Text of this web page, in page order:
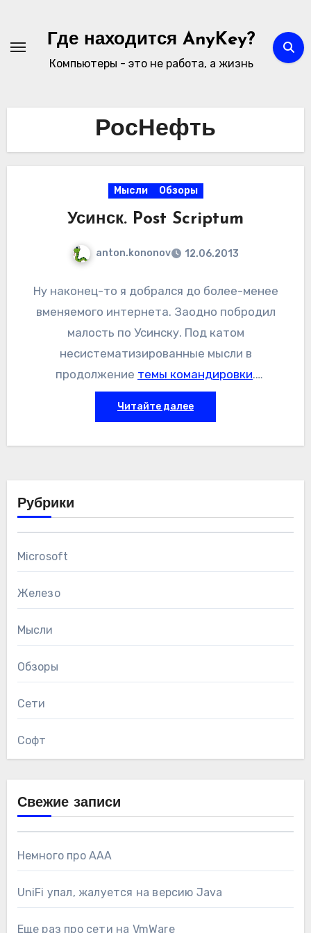
содержимомуГде находится AnyKey?
Компьютеры - это не работа, а жизнь
РосНефть
Мысли Обзоры
Усинск. Post Scriptum
anton.kononov 12.06.2013
Ну наконец-то я добрался до более-менее
вменяемого интернета. Заодно побродил
малость по Усинску. Под катом
несистематизированные мысли в
продолжение темы командировки.
Фотографии вклею сюда же позднее, если
Читайте далее
Рубрики
Microsoft
Железо
Мысли
Обзоры
Сети
Софт
Свежие записи
Немного про AAA
UniFi упал, жалуется на версию Java
Еще раз про сети на VmWare